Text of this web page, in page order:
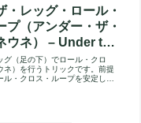
・レッグ・ロール・
プ（アンダー・ザ・
ウネ） – Under the
Loop
グ（足の下）でロール・クロ
ネ）を行うトリックです。前提
ル・クロス・ループを安定して